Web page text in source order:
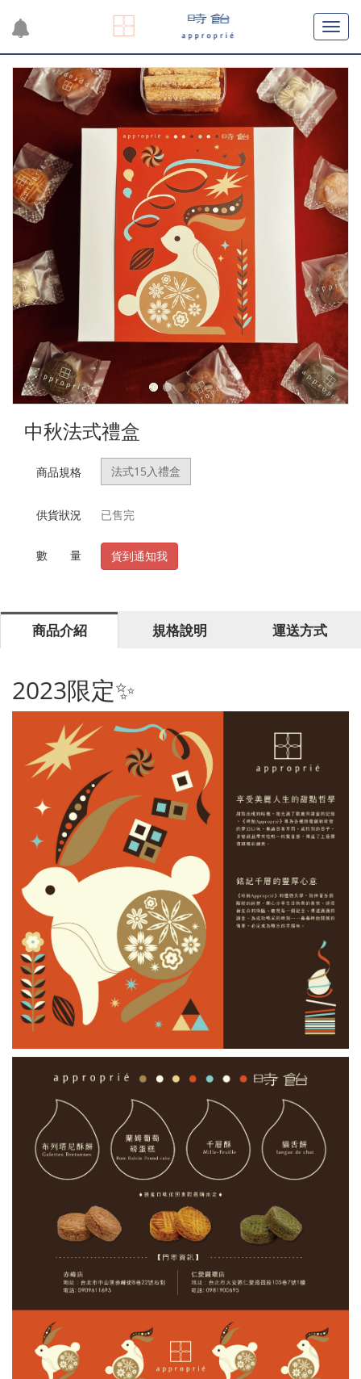
中秋法式禮盒
商品規格 法式15入禮盒
供貨狀況 已售完
數 量 貨到通知我
商品介紹 規格說明 運送方式
2023限定✨